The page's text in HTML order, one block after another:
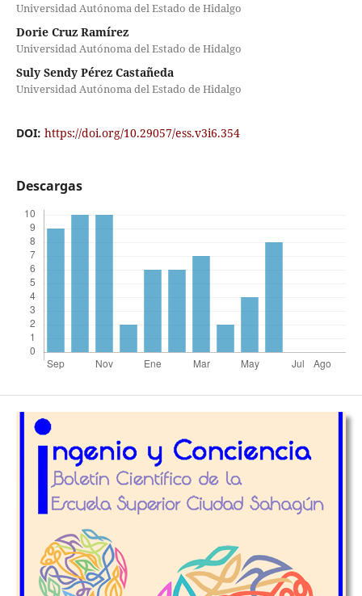
Universidad Autónoma del Estado de Hidalgo
Dorie Cruz Ramírez
Universidad Autónoma del Estado de Hidalgo
Suly Sendy Pérez Castañeda
Universidad Autónoma del Estado de Hidalgo
DOI: https://doi.org/10.29057/ess.v3i6.354
Descargas